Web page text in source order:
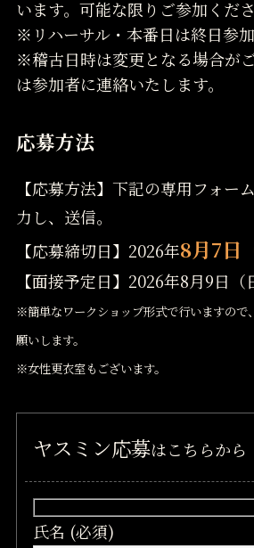
います。可能な限りご参加くださ
※リハーサル・本番日は終日参加
※稽古日時は変更となる場合が
は参加者に連絡いたします。
応募方法
【応募方法】下記の専用フォー
力し、送信。
【応募締切日】2026年8月7日
【面接予定日】2026年8月9日（
※簡単なワークショップ形式で行いますので
願いします。
※女性更衣室もございます。
ヤスミン応募はこちらから
氏名 (必須)